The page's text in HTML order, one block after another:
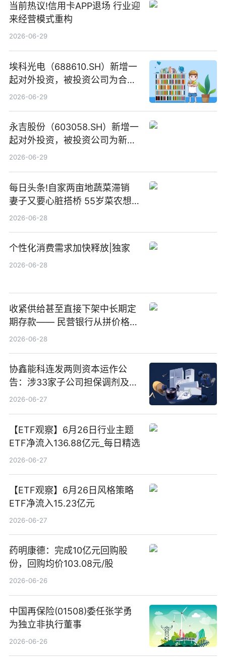
当前热议!信用卡APP退场 行业迎
来经营模式重构
2026-06-29
埃科光电（688610.SH）新增一
起对外投资，被投资公司为合肥
元随信息技术有限公司
2026-06-29
永吉股份（603058.SH）新增一
起对外投资，被投资公司为新绘
纪（重庆）科技有限公司
2026-06-29
每日头条!自家两亩地蔬菜滞销
妻子又要心脏搭桥 55岁菜农想
多卖点菜筹治病钱
2026-06-28
个性化消费需求加快释放|独家
2026-06-28
收紧供给甚至直接下架中长期定
期存款—— 民营银行从拼价格转
向拼服务
2026-06-28
协鑫能科连发两则资本运作公
告：涉33家子公司担保调剂及10
亿元产业基金设立
2026-06-27
【ETF观察】6月26日行业主题
ETF净流入136.88亿元_每日精选
2026-06-27
【ETF观察】6月26日风格策略
ETF净流入15.23亿元
2026-06-27
药明康德：完成10亿元回购股
份，回购均价103.08元/股
2026-06-26
中国再保险(01508)委任张学勇
为独立非执行董事
2026-06-26